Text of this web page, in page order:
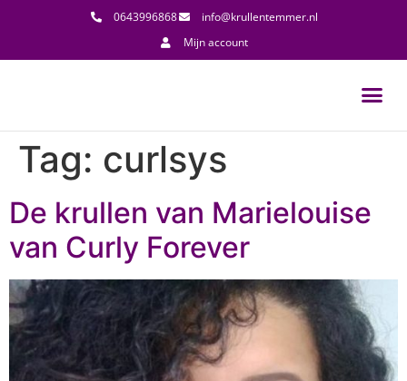
0643996868
info@krullentemmer.nl
Mijn account
Tag: curlsys
De krullen van Marielouise
van Curly Forever